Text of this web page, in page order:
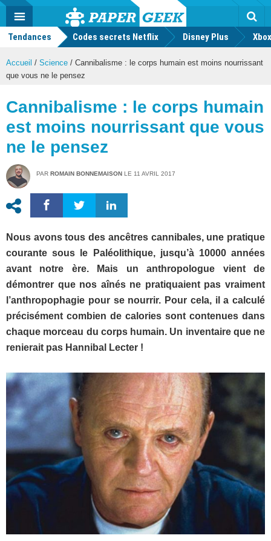
Actu
geek
MENU
Tendances Codes secrets Netflix Disney Plus
Accueil / Science / Cannibalisme : le corps humain est moins nourrissant
que vous ne le pensez
Cannibalisme : le corps humain
est moins nourrissant que vous
ne le pensez
PAR ROMAIN BONNEMAISON LE 11 AVRIL 2017
Nous avons tous des ancêtres cannibales, une pratique
courante sous le Paléolithique, jusqu’à 10000 années
avant notre ère. Mais un anthropologue vient de
démontrer que nos aînés ne pratiquaient pas vraiment
l’anthropophagie pour se nourrir. Pour cela, il a calculé
précisément combien de calories sont contenues dans
chaque morceau du corps humain. Un inventaire que ne
renierait pas Hannibal Lecter !
Mode
FacebookTwitter Youtube